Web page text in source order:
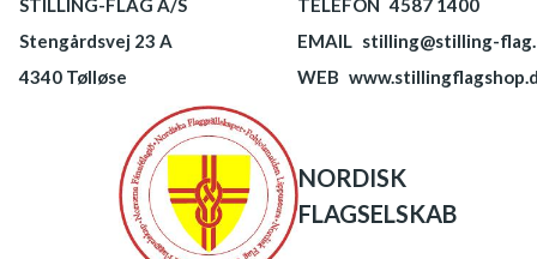
STILLING-FLAG A/S
Stengårdsvej 23 A
4340 Tølløse
TELEFON 4587 1400
EMAIL stilling@stilling-
WEB
NORDISK
FLAGSELSKAB